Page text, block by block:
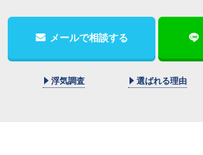
メールで相談する
浮気調査 選ばれる理由